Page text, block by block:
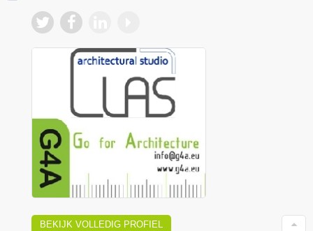
BEKIJK VOLLEDIG PROFIEL